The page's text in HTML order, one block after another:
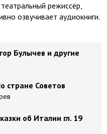
режиссёр,
озвучивает аудиокниги.
Булычев и другие
стране Советов
об Италии гл. 19